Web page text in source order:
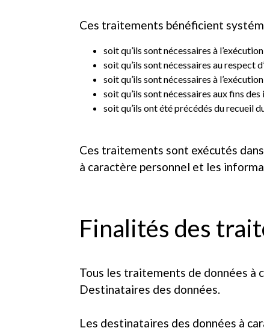
Ces traitements bénéficient
soit qu’ils sont nécessaires à
soit qu’ils sont nécessaires au respect
soit qu’ils sont nécessaires à
soit qu’ils sont nécessaires aux fins
soit qu’ils ont été précédés du recueil
Ces traitements sont exécutés
à caractère personnel et les
Finalités des
Tous les traitements de données
Destinataires des données.
Les destinataires des données à